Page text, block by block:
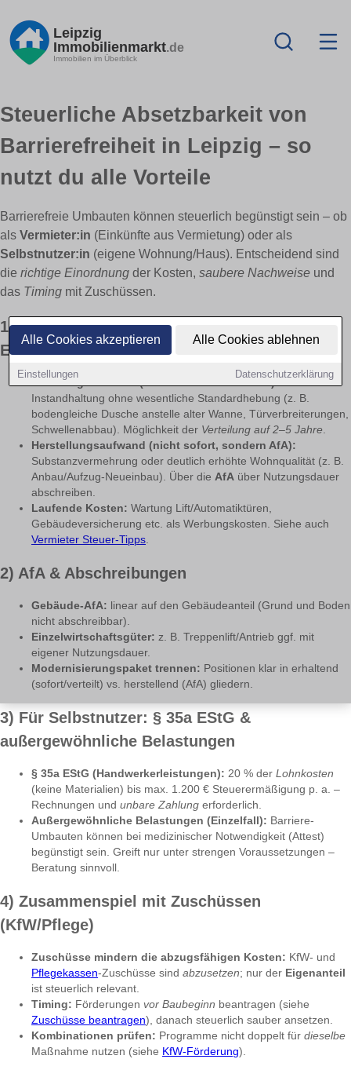
Alle Cookies akzeptieren Alle Cookies ablehnen
Einstellungen Datenschutzerklärung
Leipzig
Immobilienmarkt.de
Immobilien im Überblick
Steuerliche Absetzbarkeit von
Barrierefreiheit in Leipzig – so
nutzt du alle Vorteile
Barrierefreie Umbauten können steuerlich begünstigt sein – ob
als Vermieter:in (Einkünfte aus Vermietung) oder als
Selbstnutzer:in (eigene Wohnung/Haus). Entscheidend sind
die richtige Einordnung der Kosten, saubere Nachweise und
das Timing mit Zuschüssen.
1) Für Vermieter: Werbungskosten,
Erhaltungs- vs. Herstellungsaufwand
Erhaltungsaufwand (sofort/verteilt abziehbar):
Instandhaltung ohne wesentliche Standardhebung (z. B.
bodengleiche Dusche anstelle alter Wanne, Türverbreiterungen,
Schwellenabbau). Möglichkeit der Verteilung auf 2–5 Jahre.
Herstellungsaufwand (nicht sofort, sondern AfA):
Substanzvermehrung oder deutlich erhöhte Wohnqualität (z. B.
Anbau/Aufzug-Neueinbau). Über die AfA über Nutzungsdauer
abschreiben.
Laufende Kosten: Wartung Lift/Automatiktüren,
Gebäudeversicherung etc. als Werbungskosten. Siehe auch
Vermieter Steuer-Tipps.
2) AfA & Abschreibungen
Gebäude-AfA: linear auf den Gebäudeanteil (Grund und Boden
nicht abschreibbar).
Einzelwirtschaftsgüter: z. B. Treppenlift/Antrieb ggf. mit
eigener Nutzungsdauer.
Modernisierungspaket trennen: Positionen klar in erhaltend
(sofort/verteilt) vs. herstellend (AfA) gliedern.
3) Für Selbstnutzer: § 35a EStG &
außergewöhnliche Belastungen
§ 35a EStG (Handwerkerleistungen): 20 % der Lohnkosten
(keine Materialien) bis max. 1.200 € Steuerermäßigung p. a. –
Rechnungen und unbare Zahlung erforderlich.
Außergewöhnliche Belastungen (Einzelfall): Barriere-
Umbauten können bei medizinischer Notwendigkeit (Attest)
begünstigt sein. Greift nur unter strengen Voraussetzungen –
Beratung sinnvoll.
4) Zusammenspiel mit Zuschüssen
(KfW/Pflege)
Zuschüsse mindern die abzugsfähigen Kosten: KfW- und
Pflegekassen-Zuschüsse sind abzusetzen; nur der Eigenanteil
ist steuerlich relevant.
Timing: Förderungen vor Baubeginn beantragen (siehe
Zuschüsse beantragen), danach steuerlich sauber ansetzen.
Kombinationen prüfen: Programme nicht doppelt für dieselbe
Maßnahme nutzen (siehe KfW-Förderung).